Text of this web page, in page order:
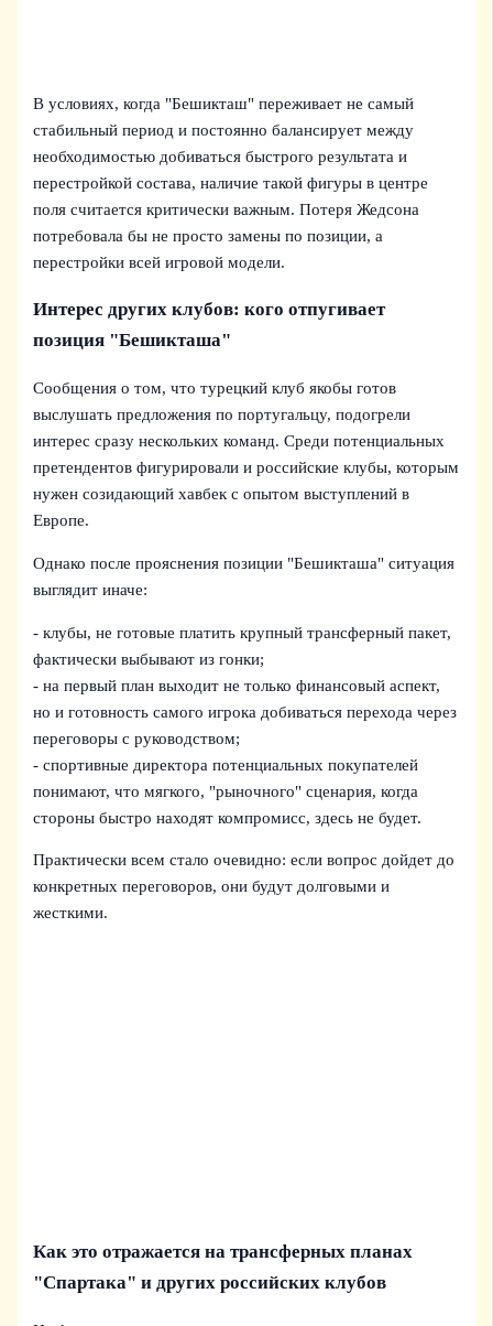
В условиях, когда "Бешикташ" переживает не самый
стабильный период и постоянно балансирует между
необходимостью добиваться быстрого результата и
перестройкой состава, наличие такой фигуры в центре
поля считается критически важным. Потеря Жедсона
потребовала бы не просто замены по позиции, а
перестройки всей игровой модели.
Интерес других клубов: кого отпугивает
позиция "Бешикташа"
Сообщения о том, что турецкий клуб якобы готов
выслушать предложения по португальцу, подогрели
интерес сразу нескольких команд. Среди потенциальных
претендентов фигурировали и российские клубы, которым
нужен созидающий хавбек с опытом выступлений в
Европе.
Однако после прояснения позиции "Бешикташа" ситуация
выглядит иначе:
- клубы, не готовые платить крупный трансферный пакет,
фактически выбывают из гонки;
- на первый план выходит не только финансовый аспект,
но и готовность самого игрока добиваться перехода через
переговоры с руководством;
- спортивные директора потенциальных покупателей
понимают, что мягкого, "рыночного" сценария, когда
стороны быстро находят компромисс, здесь не будет.
Практически всем стало очевидно: если вопрос дойдет до
конкретных переговоров, они будут долговыми и
жесткими.
Как это отражается на трансферных планах
"Спартака" и других российских клубов